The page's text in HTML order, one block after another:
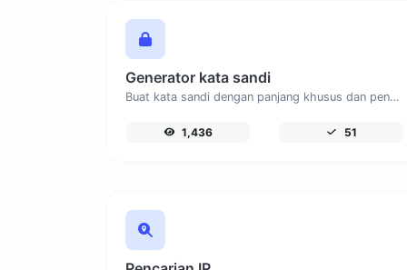
Generator kata sandi
Buat kata sandi dengan panjang khusus dan pengaturan khusus.
1,436 51